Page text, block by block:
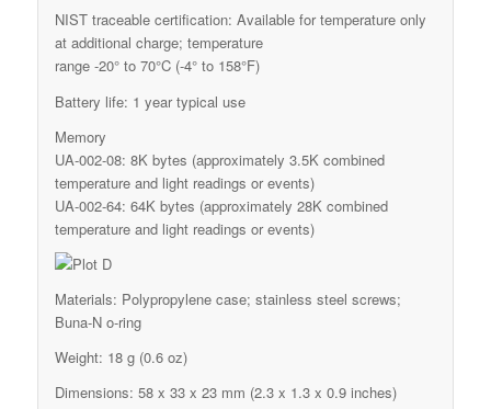
NIST traceable certification: Available for temperature only
at additional charge; temperature
range -20° to 70°C (-4° to 158°F)
Battery life: 1 year typical use
Memory
UA-002-08: 8K bytes (approximately 3.5K combined
temperature and light readings or events)
UA-002-64: 64K bytes (approximately 28K combined
temperature and light readings or events)
Materials: Polypropylene case; stainless steel screws;
Buna-N o-ring
Weight: 18 g (0.6 oz)
Dimensions: 58 x 33 x 23 mm (2.3 x 1.3 x 0.9 inches)